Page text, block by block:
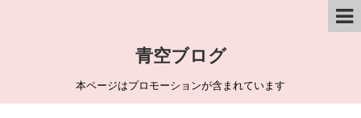
青空ブログ
本ページはプロモーションが含まれています